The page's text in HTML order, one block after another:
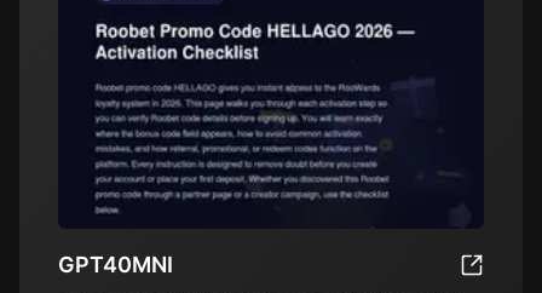
GPT40MNI